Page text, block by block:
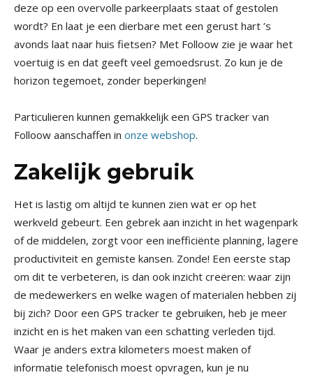
deze op een overvolle parkeerplaats staat of gestolen
wordt? En laat je een dierbare met een gerust hart ’s
avonds laat naar huis fietsen? Met Folloow zie je waar het
voertuig is en dat geeft veel gemoedsrust. Zo kun je de
horizon tegemoet, zonder beperkingen!
Particulieren kunnen gemakkelijk een GPS tracker van
Folloow aanschaffen in onze webshop.
Zakelijk gebruik
Het is lastig om altijd te kunnen zien wat er op het
werkveld gebeurt. Een gebrek aan inzicht in het wagenpark
of de middelen, zorgt voor een inefficiënte planning, lagere
productiviteit en gemiste kansen. Zonde! Een eerste stap
om dit te verbeteren, is dan ook inzicht creëren: waar zijn
de medewerkers en welke wagen of materialen hebben zij
bij zich? Door een GPS tracker te gebruiken, heb je meer
inzicht en is het maken van een schatting verleden tijd.
Waar je anders extra kilometers moest maken of
informatie telefonisch moest opvragen, kun je nu